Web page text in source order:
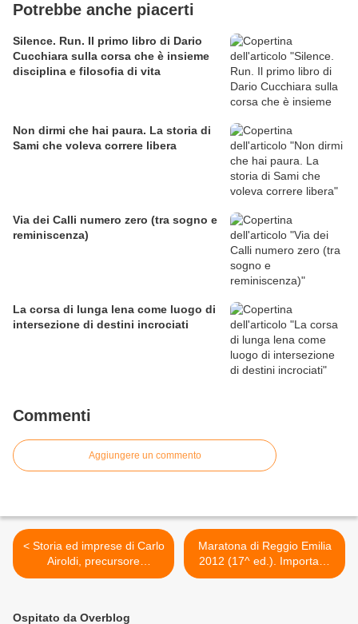
Potrebbe anche piacerti
Silence. Run. Il primo libro di Dario
Cucchiara sulla corsa che è insieme
disciplina e filosofia di vita
Non dirmi che hai paura. La storia di
Sami che voleva correre libera
Via dei Calli numero zero (tra sogno e
reminiscenza)
La corsa di lunga lena come luogo di
intersezione di destini incrociati
Commenti
Aggiungere un commento
< Storia ed imprese di Carlo
Airoldi, precursore
dell'ultramaratona e non
Maratona di Reggio Emilia
2012 (17^ ed.). Importanti
riconoscimenti dalle tre più
Ospitato da Overblog